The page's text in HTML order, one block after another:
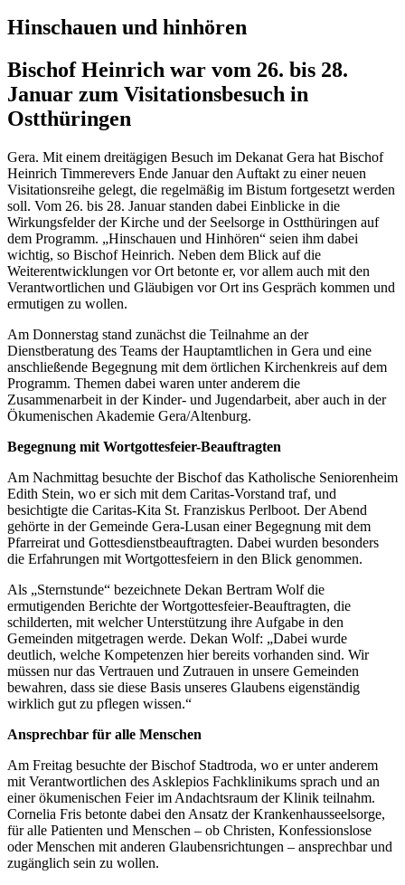
Hinschauen und hinhören
Bischof Heinrich war vom 26. bis 28.
Januar zum Visitationsbesuch in
Ostthüringen
Gera. Mit einem dreitägigen Besuch im Dekanat Gera hat Bischof
Heinrich Timmerevers Ende Januar den Auftakt zu einer neuen
Visitationsreihe gelegt, die regelmäßig im Bistum fortgesetzt werden
soll. Vom 26. bis 28. Januar standen dabei Einblicke in die
Wirkungsfelder der Kirche und der Seelsorge in Ostthüringen auf
dem Programm. „Hinschauen und Hinhören“ seien ihm dabei
wichtig, so Bischof Heinrich. Neben dem Blick auf die
Weiterentwicklungen vor Ort betonte er, vor allem auch mit den
Verantwortlichen und Gläubigen vor Ort ins Gespräch kommen und
ermutigen zu wollen.
Am Donnerstag stand zunächst die Teilnahme an der
Dienstberatung des Teams der Hauptamtlichen in Gera und eine
anschließende Begegnung mit dem örtlichen Kirchenkreis auf dem
Programm. Themen dabei waren unter anderem die
Zusammenarbeit in der Kinder- und Jugendarbeit, aber auch in der
Ökumenischen Akademie Gera/Altenburg.
Begegnung mit Wortgottesfeier-Beauftragten
Am Nachmittag besuchte der Bischof das Katholische Seniorenheim
Edith Stein, wo er sich mit dem Caritas-Vorstand traf, und
besichtigte die Caritas-Kita St. Franziskus Perlboot. Der Abend
gehörte in der Gemeinde Gera-Lusan einer Begegnung mit dem
Pfarreirat und Gottesdienstbeauftragten. Dabei wurden besonders
die Erfahrungen mit Wortgottesfeiern in den Blick genommen.
Als „Sternstunde“ bezeichnete Dekan Bertram Wolf die
ermutigenden Berichte der Wortgottesfeier-Beauftragten, die
schilderten, mit welcher Unterstützung ihre Aufgabe in den
Gemeinden mitgetragen werde. Dekan Wolf: „Dabei wurde
deutlich, welche Kompetenzen hier bereits vorhanden sind. Wir
müssen nur das Vertrauen und Zutrauen in unsere Gemeinden
bewahren, dass sie diese Basis unseres Glaubens eigenständig
wirklich gut zu pflegen wissen.“
Ansprechbar für alle Menschen
Am Freitag besuchte der Bischof Stadtroda, wo er unter anderem
mit Verantwortlichen des Asklepios Fachklinikums sprach und an
einer ökumenischen Feier im Andachtsraum der Klinik teilnahm.
Cornelia Fris betonte dabei den Ansatz der Krankenhausseelsorge,
für alle Patienten und Menschen – ob Christen, Konfessionslose
oder Menschen mit anderen Glaubensrichtungen – ansprechbar und
zugänglich sein zu wollen.